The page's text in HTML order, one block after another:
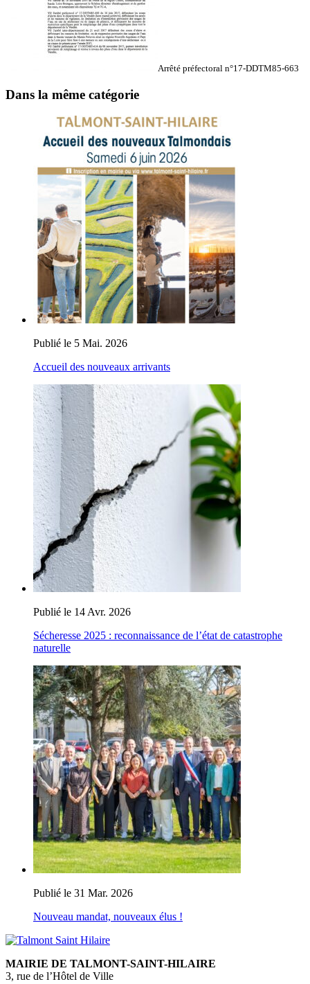
Arrêté préfectoral n°17-DDTM85-663
Dans la même catégorie
Publié le 5 Mai. 2026
Accueil des nouveaux arrivants
Publié le 14 Avr. 2026
Sécheresse 2025 : reconnaissance de l’état de catastrophe
naturelle
Publié le 31 Mar. 2026
Nouveau mandat, nouveaux élus !
MAIRIE DE TALMONT-SAINT-HILAIRE
3, rue de l’Hôtel de Ville